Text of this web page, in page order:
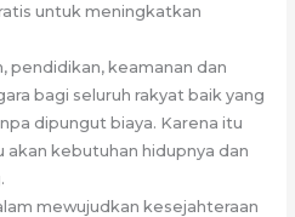
untuk meningkatkan
pendidikan, keamanan dan
bagi seluruh rakyat baik yang
dipungut biaya. Karena itu
akan kebutuhan hidupnya dan
mewujudkan kesejahteraan